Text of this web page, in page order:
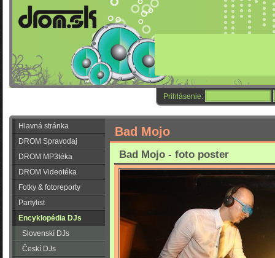
Prihlásenie:
Hlavná stránka
DROM Spravodaj
DROM MP3téka
DROM Videotéka
Fotky & fotoreporty
Partylist
Encyklopédia DJs
Slovenskí DJs
Českí DJs
Bad Mojo
Bad Mojo - foto poster